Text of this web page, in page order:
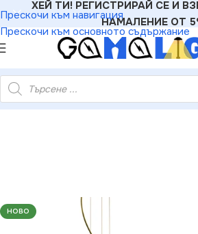
Прескочи към навигация
Прескочи към основното съдържание
ХЕЙ ТИ! РЕГИСТРИРАЙ СЕ И
НАМАЛЕНИЕ ОТ
MLP7591 ZIGGY PINK Висяща лампа
НОВО